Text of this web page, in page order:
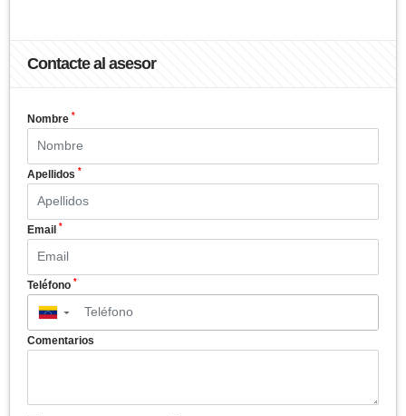
Contacte al asesor
Nombre *
Apellidos *
Email *
Teléfono *
▼
Comentarios